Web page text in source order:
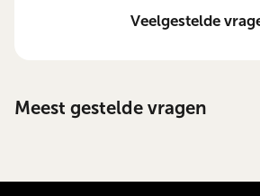
Veelgestelde
Meest gestelde vragen